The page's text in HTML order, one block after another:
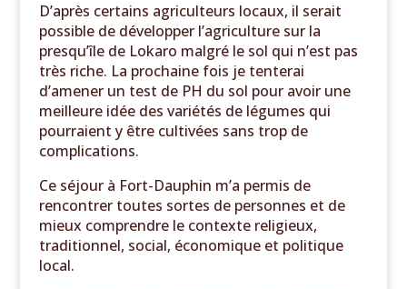
D’après certains agriculteurs locaux, il serait
possible de développer l’agriculture sur la
presqu’île de Lokaro malgré le sol qui n’est pas
très riche. La prochaine fois je tenterai
d’amener un test de PH du sol pour avoir une
meilleure idée des variétés de légumes qui
pourraient y être cultivées sans trop de
complications.
Ce séjour à Fort-Dauphin m’a permis de
rencontrer toutes sortes de personnes et de
mieux comprendre le contexte religieux,
traditionnel, social, économique et politique
local.